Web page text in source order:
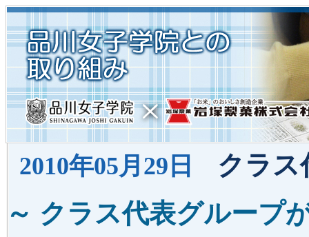
2010年05月29日
クラス
～ クラス代表グループ